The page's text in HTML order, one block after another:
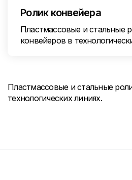
Ролик конвейера
Пластмассовые и стальные
конвейеров в
Пластмассовые и стальные
технологических линиях.